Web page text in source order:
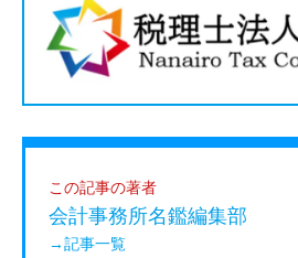
この記事の著者
会計事務所名鑑編集部
→記事一覧